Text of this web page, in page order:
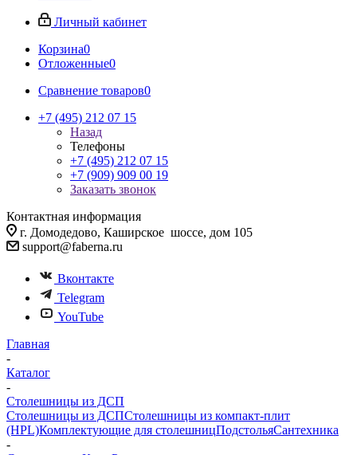
Личный кабинет
Корзина0
Отложенные0
Сравнение товаров0
+7 (495) 212 07 15
Назад
Телефоны
+7 (495) 212 07 15
+7 (909) 909 00 19
Заказать звонок
Контактная информация
г. Домодедово, Каширское шоссе, дом 105
support@faberna.ru
Вконтакте
Telegram
YouTube
Главная
-
Каталог
-
Столешницы из ДСП
Столешницы из ДСПСтолешницы из компакт-плит
(HPL)Комплектующие для столешницПодстольяСантехника
-